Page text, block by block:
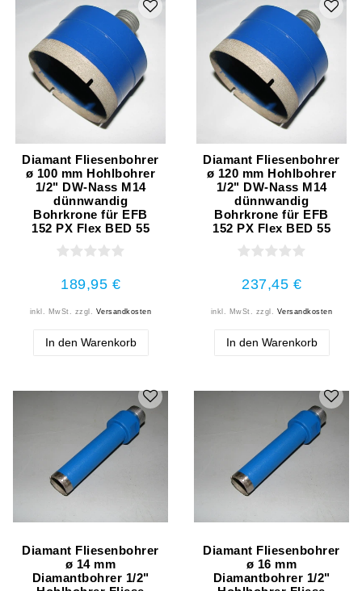
Diamant Fliesenbohrer
ø 100 mm Hohlbohrer
1/2" DW-Nass M14
dünnwandig
Bohrkrone für EFB
152 PX Flex BED 55
189,95 €
inkl. MwSt. zzgl. Versandkosten
In den Warenkorb
Diamant Fliesenbohrer
ø 120 mm Hohlbohrer
1/2" DW-Nass M14
dünnwandig
Bohrkrone für EFB
152 PX Flex BED 55
237,45 €
inkl. MwSt. zzgl. Versandkosten
In den Warenkorb
Diamant Fliesenbohrer
ø 14 mm
Diamantbohrer 1/2"
Diamant Fliesenbohrer
ø 16 mm
Diamantbohrer 1/2"